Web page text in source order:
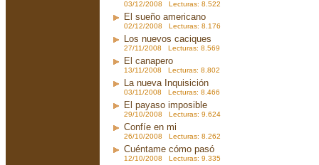
03/12/2008 Lecturas: 8.522
El sueño americano
02/12/2008 Lecturas: 8.176
Los nuevos caciques
27/11/2008 Lecturas: 8.569
El canapero
13/11/2008 Lecturas: 8.802
La nueva Inquisición
03/11/2008 Lecturas: 8.466
El payaso imposible
29/10/2008 Lecturas: 9.624
Confíe en mi
26/10/2008 Lecturas: 8.262
Cuéntame cómo pasó
12/10/2008 Lecturas: 9.335